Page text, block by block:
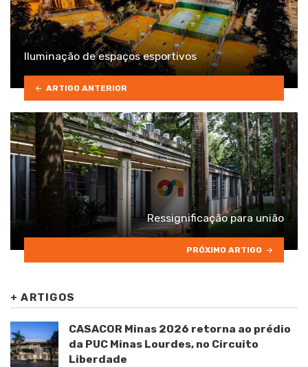
Iluminação de espaços esportivos
ARTIGO ANTERIOR
Ressignificação para união
PRÓXIMO ARTIGO
+ARTIGOS
CASACOR Minas 2026 retorna ao prédio
da PUC Minas Lourdes, no Circuito
Liberdade